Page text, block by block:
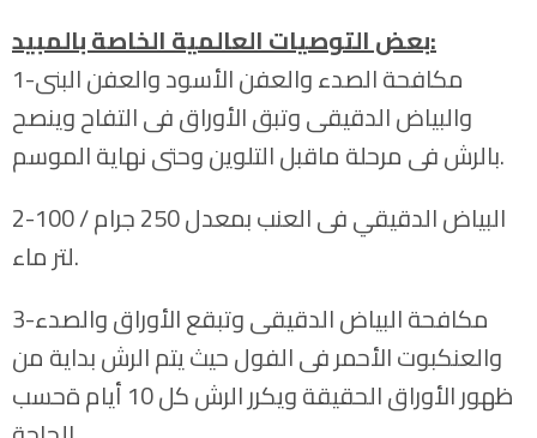
بعض التوصيات العالمية الخاصة بالمبيد:
1-مكافحة الصدء والعفن الأسود والعفن البنى
والبياض الدقيقى وتبق الأوراق فى التفاح وينصح
بالرش فى مرحلة ماقبل التلوين وحتى نهاية الموسم.
2-البياض الدقيقي فى العنب بمعدل 250 جرام / 100
لتر ماء.
3-مكافحة البياض الدقيقى وتبقع الأوراق والصدء
والعنكبوت الأحمر فى الفول حيث يتم الرش بداية من
ظهور الأوراق الحقيقة ويكرر الرش كل 10 أيام ةحسب